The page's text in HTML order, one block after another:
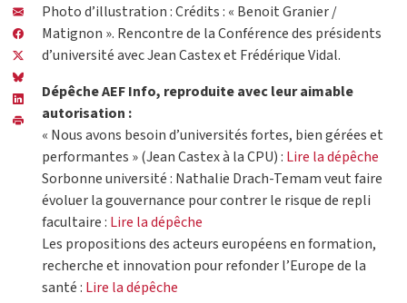
Photo d’illustration : Crédits : « Benoit Granier /
Matignon ». Rencontre de la Conférence des présidents
d’université avec Jean Castex et Frédérique Vidal.
Dépêche AEF Info, reproduite avec leur aimable
autorisation :
« Nous avons besoin d’universités fortes, bien gérées et
performantes » (Jean Castex à la CPU) : Lire la dépêche
Sorbonne université : Nathalie Drach-Temam veut faire
évoluer la gouvernance pour contrer le risque de repli
facultaire : Lire la dépêche
Les propositions des acteurs européens en formation,
recherche et innovation pour refonder l’Europe de la
santé : Lire la dépêche